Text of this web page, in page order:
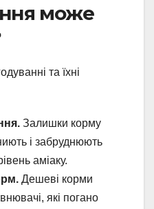
може
та їхні
Залишки корму
і забруднюють
аміаку.
Дешеві корми
які погано